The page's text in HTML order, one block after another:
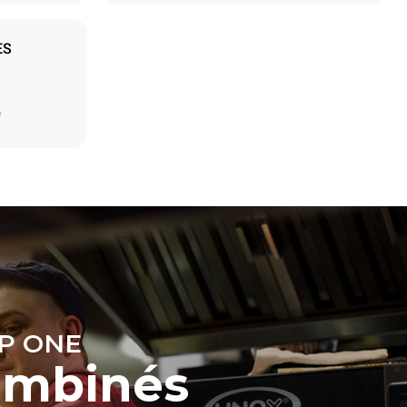
en
produite
3 pleines charges de cuissons vapeur
2 heures à four vide à 180 °C
ONE